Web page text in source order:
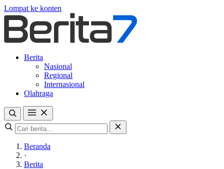
Lompat ke konten
Berita
Nasional
Regional
Internasional
Olahraga
Beranda
·
Berita